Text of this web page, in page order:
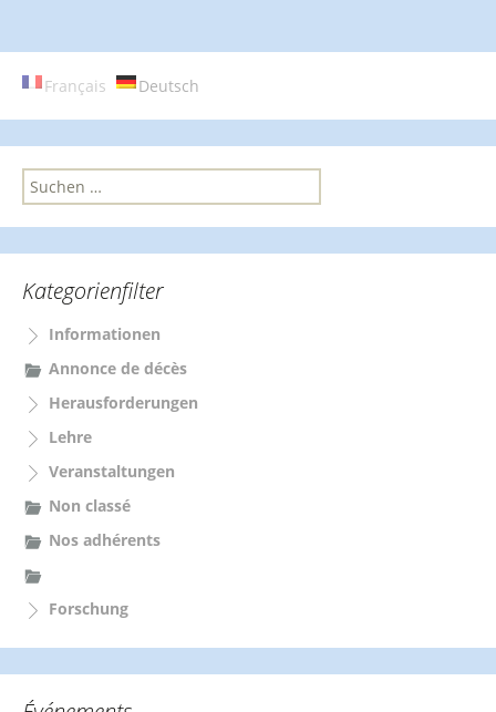
Français Deutsch
u
c
h
n
a
c
Kategorienfilter
Informationen
Annonce de décès
Herausforderungen
Lehre
Veranstaltungen
Non classé
Nos adhérents
Forschung